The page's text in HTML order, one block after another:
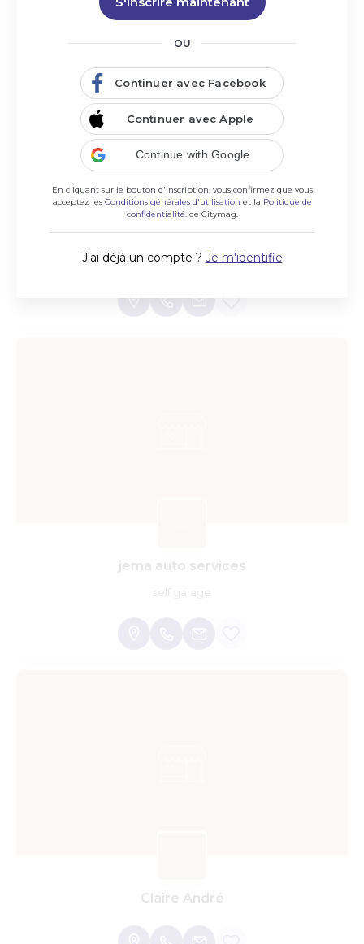
Maitre d'Oeuvre
construire
jema auto services
self garage
Claire André
OU
Continuer avec Facebook
Continuer avec Apple
Continue with Google
En cliquant sur le bouton d'inscription, vous confirmez que vous
acceptez les Conditions générales d'utilisation et la Politique de
confidentialité. de Citymag.
J'ai déjà un compte ? Je m'identifie